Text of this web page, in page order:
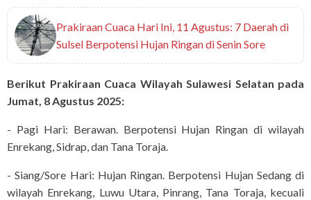
Prakiraan Cuaca Hari Ini, 11 Agustus: 7 Daerah di
Sulsel Berpotensi Hujan Ringan di Senin Sore
Berikut Prakiraan Cuaca Wilayah Sulawesi Selatan pada
Jumat, 8 Agustus 2025:
- Pagi Hari: Berawan. Berpotensi Hujan Ringan di wilayah
Enrekang, Sidrap, dan Tana Toraja.
- Siang/Sore Hari: Hujan Ringan. Berpotensi Hujan Sedang di
wilayah Enrekang, Luwu Utara, Pinrang, Tana Toraja, kecuali